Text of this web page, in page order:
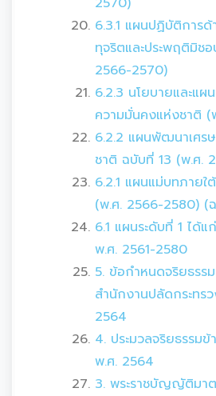
6.3.1 แผนปฏิบัติการ
ทุจริตและประพฤติมิช
2566-2570)
6.2.3 นโยบายและแผ
ความมั่นคงแห่งชาติ
6.2.2 แผนพัฒนาเศร
ชาติ ฉบับที่ 13 (พ.ศ.
6.2.1 แผนแม่บทภายใ
(พ.ศ. 2566-2580) (
6.1 แผนระดับที่ 1 ได้
พ.ศ. 2561-2580
5. ข้อกำหนดจริยธรร
สำนักงานปลัดกระทร
2564
4. ประมวลจริยธรรมข้
พ.ศ. 2564
3. พระราชบัญญัติมาต